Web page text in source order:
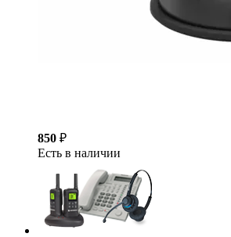
850 ₽
Есть в наличии